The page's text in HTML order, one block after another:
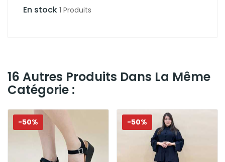
En stock 1 Produits
16 Autres Produits Dans La Même
Catégorie :
-50% -50%